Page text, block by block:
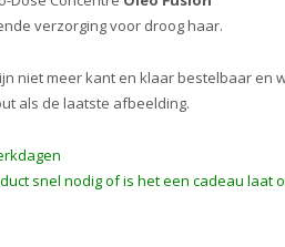
verzorging voor droog haar.
niet meer kant en klaar bestelbaar en
als de laatste afbeelding.
snel nodig of is het een cadeau laat